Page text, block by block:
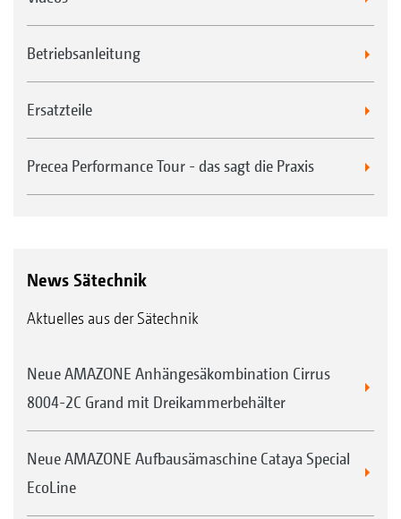
Betriebsanleitung
Ersatzteile
Precea Performance Tour - das sagt die Praxis
News Sätechnik
Aktuelles aus der Sätechnik
Neue AMAZONE Anhängesäkombination Cirrus
8004-2C Grand mit Dreikammerbehälter
Neue AMAZONE Aufbausämaschine Cataya Special
EcoLine